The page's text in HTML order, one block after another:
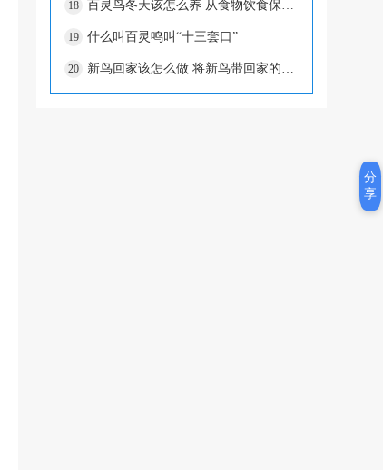
18 百灵鸟冬天该怎么养 从食物饮食保暖上注意
19 什么叫百灵鸣叫“十三套口”
20 新鸟回家该怎么做 将新鸟带回家的注意事项
分
享